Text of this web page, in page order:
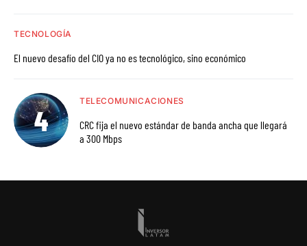
TECNOLOGÍA
El nuevo desafío del CIO ya no es tecnológico, sino económico
TELECOMUNICACIONES
CRC fija el nuevo estándar de banda ancha que llegará
a 300 Mbps